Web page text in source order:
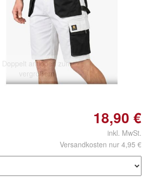
Doppelt antippen zum
vergrößern
18,90 €
inkl. MwSt.
Versandkosten nur 4,95 €